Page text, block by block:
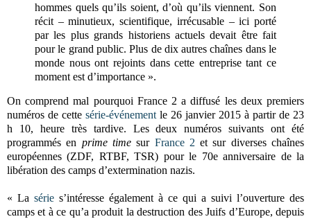
hommes quels qu’ils soient, d’où qu’ils viennent. Son
récit – minutieux, scientifique, irrécusable – ici porté
par les plus grands historiens actuels devait être fait
pour le grand public. Plus de dix autres chaînes dans le
monde nous ont rejoints dans cette entreprise tant ce
moment est d’importance ».
On comprend mal pourquoi France 2 a diffusé les deux premiers
numéros de cette série-événementle 26 janvier 2015 à partir de 23
h 10, heure très tardive. Les deux numéros suivants ont été
programmés en prime timesur France 2et sur diverses chaînes
européennes (ZDF, RTBF, TSR) pour le 70e anniversaire de la
libération des camps d’extermination nazis.
« La série s’intéresse également à ce qui a suivi l’ouverture des
camps et à ce qu’a produit la destruction des Juifs d’Europe, depuis